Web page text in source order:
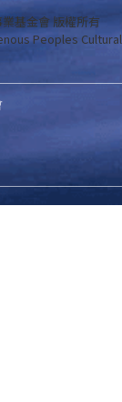
基金會 版權所有
Peoples